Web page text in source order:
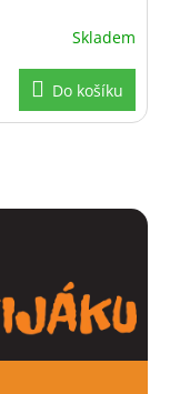
Skladem
Do košíku